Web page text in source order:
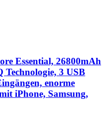
26800mAh externer
Essential, 26800mAh
3 USB
enorme
iPhone, Samsung,